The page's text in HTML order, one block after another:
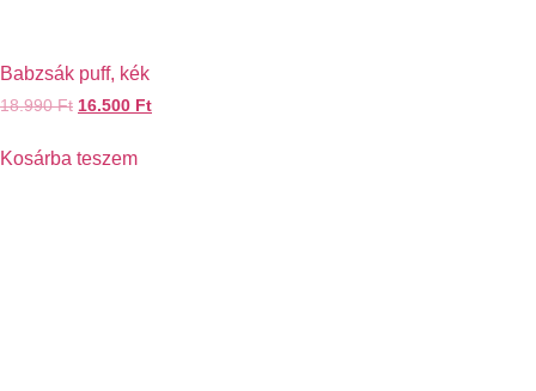
Babzsák puff, kék
18.990Ft 16.500 Ft
Kosárba teszem